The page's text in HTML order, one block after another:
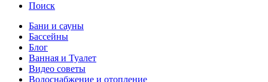
Поиск
Бани и сауны
Бассейны
Блог
Ванная и Туалет
Видео советы
Водоснабжение и отопление